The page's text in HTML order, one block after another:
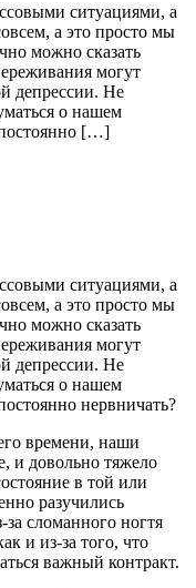
ситуациями, а
а это просто мы
можно сказать
могут
депрессии. Не
о нашем
постоянно […]
ситуациями, а
а это просто мы
можно сказать
могут
депрессии. Не
о нашем
нервничать?
времени, наши
и довольно тяжело
в той или
разучились
сломанного ногтя
и из-за того, что
важный контракт.